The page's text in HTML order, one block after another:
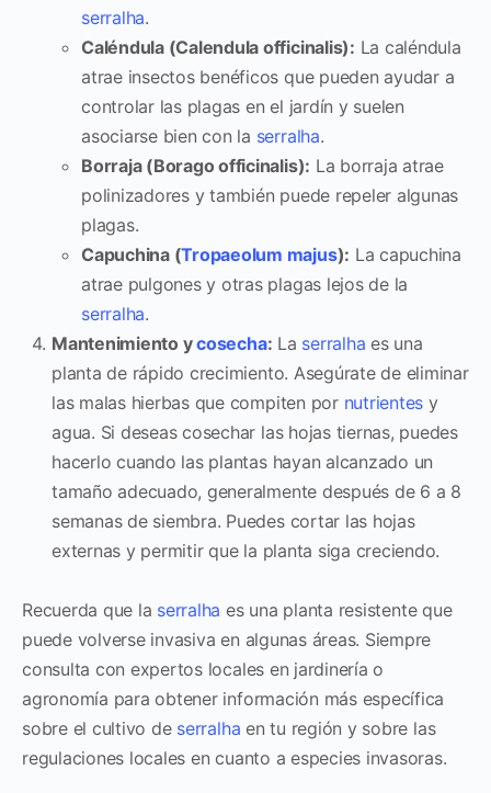
serralha.
Caléndula (Calendula officinalis): La caléndula
atrae insectos benéficos que pueden ayudar a
controlar las plagas en el jardín y suelen
asociarse bien con la serralha.
Borraja (Borago officinalis): La borraja atrae
polinizadores y también puede repeler algunas
plagas.
Capuchina (Tropaeolum majus): La capuchina
atrae pulgones y otras plagas lejos de la
serralha.
Mantenimiento ycosecha: La serralha es una
planta de rápido crecimiento. Asegúrate de eliminar
las malas hierbas que compiten por nutrientes y
agua. Si deseas cosechar las hojas tiernas, puedes
hacerlo cuando las plantas hayan alcanzado un
tamaño adecuado, generalmente después de 6 a 8
semanas de siembra. Puedes cortar las hojas
externas y permitir que la planta siga creciendo.
Recuerda que la serralha es una planta resistente que
puede volverse invasiva en algunas áreas. Siempre
consulta con expertos locales en jardinería o
agronomía para obtener información más específica
sobre el cultivo de serralha en tu región y sobre las
regulaciones locales en cuanto a especies invasoras.